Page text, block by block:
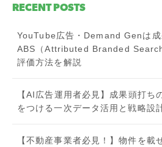
RECENT POSTS
YouTube広告・Demand Genは成
ABS（Attributed Branded
評価方法を解説
【AI広告運用者必見】成果頭打ち
をつける一次データ活用と戦略設
【不動産事業者必見！】物件を載